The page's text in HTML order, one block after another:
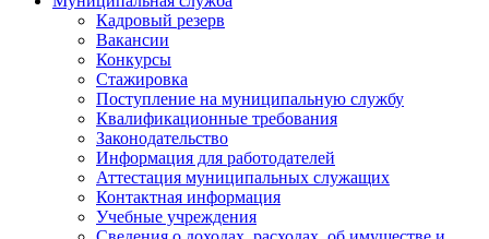
Кадровый резерв
Вакансии
Конкурсы
Стажировка
Поступление на муниципальную службу
Квалификационные требования
Законодательство
Информация для работодателей
Аттестация муниципальных служащих
Контактная информация
Учебные учреждения